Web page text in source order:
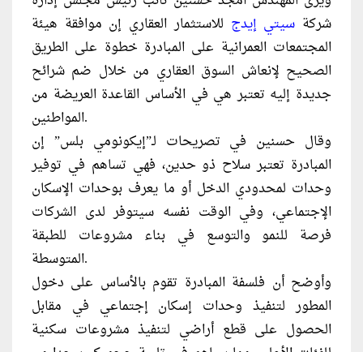
شركة سيتي إيدج للاستثمار العقاري إن موافقة هيئة
المجتمعات العمرانية على المبادرة خطوة على الطريق
الصحيح لإنعاش السوق العقاري من خلال ضم شرائح
جديدة إليه تعتبر هي في الأساس القاعدة العريضة من
المواطنين.
وقال حسنين في تصريحات لـ”إيكونومي بلس” إن
المبادرة تعتبر سلاح ذو حدين، فهي تساهم في توفير
وحدات لمحدودي الدخل أو ما يعرف بوحدات الإسكان
الإجتماعي، وفي الوقت نفسه سيتوفر لدى الشركات
فرصة للنمو والتوسع في بناء مشروعات للطبقة
المتوسطة.
وأوضح أن فلسفة المبادرة تقوم بالأساس على دخول
المطور لتنفيذ وحدات إسكان إجتماعي في مقابل
الحصول على قطع أراضي لتنفيذ مشروعات سكنية